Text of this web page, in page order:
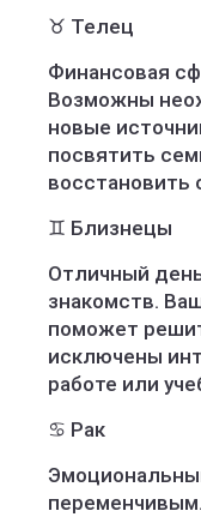
♉ Телец
Финансовая
Возможны
новые
посвятить
восстановить
♊ Близнецы
Отличный
знакомств.
поможет
исключены
работе или
♋ Рак